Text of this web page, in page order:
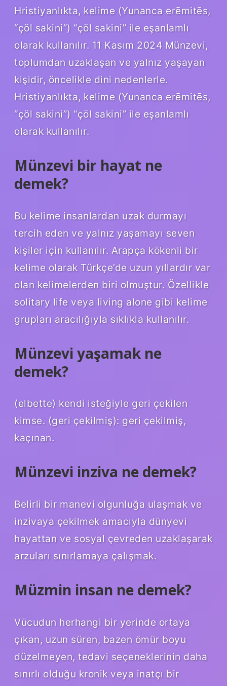
Hristiyanlıkta, kelime (Yunanca erēmitēs,
“çöl sakini”) “çöl sakini” ile eşanlamlı
olarak kullanılır. 11 Kasım 2024 Münzevi,
toplumdan uzaklaşan ve yalnız yaşayan
kişidir, öncelikle dini nedenlerle.
Hristiyanlıkta, kelime (Yunanca erēmitēs,
“çöl sakini”) “çöl sakini” ile eşanlamlı
olarak kullanılır.
Münzevi bir hayat ne
demek?
Bu kelime insanlardan uzak durmayı
tercih eden ve yalnız yaşamayı seven
kişiler için kullanılır. Arapça kökenli bir
kelime olarak Türkçe’de uzun yıllardır var
olan kelimelerden biri olmuştur. Özellikle
solitary life veya living alone gibi kelime
grupları aracılığıyla sıklıkla kullanılır.
Münzevi yaşamak ne
demek?
(elbette) kendi isteğiyle geri çekilen
kimse. (geri çekilmiş): geri çekilmiş,
kaçınan.
Münzevi inziva ne demek?
Belirli bir manevi olgunluğa ulaşmak ve
inzivaya çekilmek amacıyla dünyevi
hayattan ve sosyal çevreden uzaklaşarak
arzuları sınırlamaya çalışmak.
Müzmin insan ne demek?
Vücudun herhangi bir yerinde ortaya
çıkan, uzun süren, bazen ömür boyu
düzelmeyen, tedavi seçeneklerinin daha
sınırlı olduğu kronik veya inatçı bir